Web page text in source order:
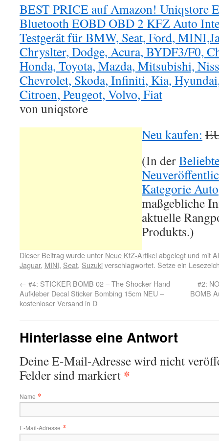
BEST PRICE auf Amazon! Uniqstore
Bluetooth EOBD OBD 2 KFZ Auto
Testgerät für BMW, Seat, Ford,
Chryslter, Dodge, Acura, BYDF3/F0,
Honda, Toyota, Mazda, Mitsubishi,
Chevrolet, Skoda, Infiniti, Kia,
Citroen, Peugeot, Volvo, Fiat
von uniqstore
Neu kaufen:
(In der
Kategorie Auto
maßgebliche
aktuelle
Produkts.)
Dieser Beitrag wurde unter Neue KfZ-Artikel abgelegt und mit
Jaguar, MINI, Seat, Suzukiverschlagwortet. Setze ein
← #4: STICKER BOMB 02 – The Shocker Hand
Aufkleber Decal Sticker Bombing 15cm NEU –
kostenloser Versand in D
#2:
BOMB
Hinterlasse eine Antwort
Deine E-Mail-Adresse wird nicht
Felder sind markiert *
Name *
E-Mail-Adresse *